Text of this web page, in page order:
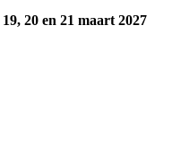
20 en 21 maart 2027